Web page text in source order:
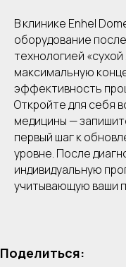
В клинике Enhel
оборудование
технологией
максимальную
эффективность
Откройте для себя
медицины —
первый шаг к
уровне. После
индивидуальную
учитывающую ваши
Поделиться: